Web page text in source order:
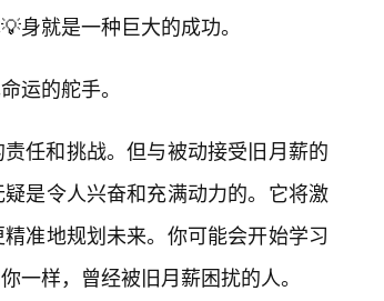
身就是一种巨大的成功。
运的舵手。
任和挑战。但与被动接受旧月薪的
是令人兴奋和充满动力的。它将激
准地规划未来。你可能会开始学习
一样，曾经被旧月薪困扰的人。